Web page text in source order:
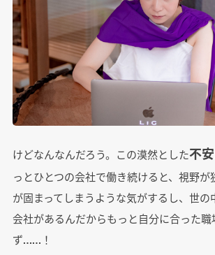
けどなんなんだろう。この漠然とした不安
っとひとつの会社で働き続けると、視野が
が固まってしまうような気がするし、世の
会社があるんだからもっと自分に合った
ず……！